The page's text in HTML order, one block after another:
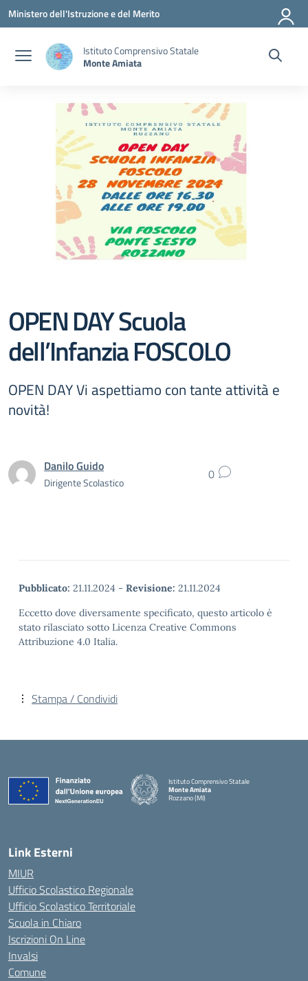
Vai ai contenuti
Vai al menu di navigazione
Vai al footer
Ministero dell'Istruzione e del Merito
Istituto Comprensivo Statale
Monte Amiata
OPEN DAY Scuola
dell’Infanzia FOSCOLO
OPEN DAY Vi aspettiamo con tante attività e
novità!
Danilo Guido
Dirigente Scolastico 0
Pubblicato: 21.11.2024 - Revisione: 21.11.2024
Eccetto dove diversamente specificato, questo articolo è
stato rilasciato sotto Licenza Creative Commons
Attribuzione 4.0 Italia.
Stampa / Condividi
Istituto Comprensivo Statale
Monte Amiata
Rozzano (MI)
Link Esterni
MIUR
Ufficio Scolastico Regionale
Ufficio Scolastico Territoriale
Scuola in Chiaro
Iscrizioni On Line
Invalsi
Comune